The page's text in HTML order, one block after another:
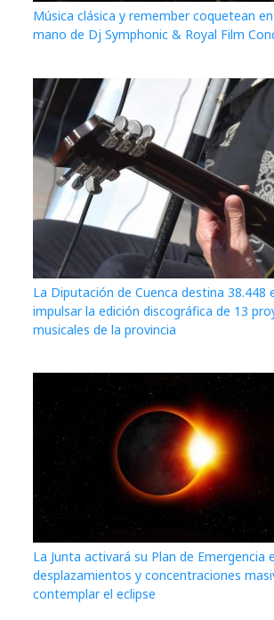
Música clásica y remember coquetean
mano de Dj Symphonic & Royal Film
La Diputación de Cuenca destina 38.448
impulsar la edición discográfica de 13
musicales de la provincia
La Junta activará su Plan de Emergencia
desplazamientos y concentraciones
contemplar el eclipse